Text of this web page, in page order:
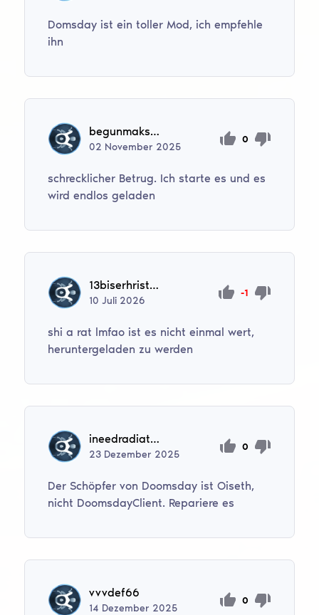
Domsday ist ein toller Mod, ich empfehle
ihn
begunmaksim30
02 November 2025
0
schrecklicher Betrug. Ich starte es und es
wird endlos geladen
13biserhristow37
10Juli 2026
-1
shi a rat lmfao ist es nicht einmal wert,
heruntergeladen zu werden
ineedradiatorr
23 Dezember 2025
0
Der Schöpfer von Doomsday ist Oiseth,
nicht DoomsdayClient. Repariere es
vvvdef66
14 Dezember 2025
0